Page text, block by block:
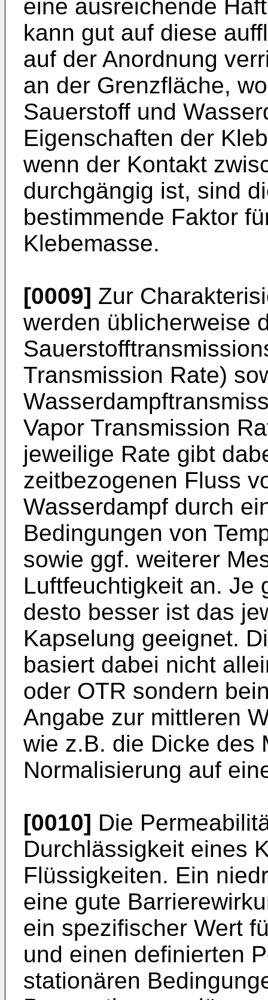
eine ausreichende
kann gut auf diese
auf der Anordnung
an der Grenzfläche,
Sauerstoff und
Eigenschaften der
wenn der Kontakt
durchgängig ist, sind
bestimmende Faktor
Klebemasse.
[0009] Zur
werden üblicherweise
Transmission Rate)
Vapor Transmission
jeweilige Rate gibt
zeitbezogenen Fluss
Wasserdampf durch
Bedingungen von
sowie ggf. weiterer
Luftfeuchtigkeit an. Je
desto besser ist das
Kapselung geeignet.
basiert dabei nicht
oder OTR sondern
Angabe zur mittleren
wie z.B. die Dicke des
Normalisierung auf
[0010] Die
Durchlässigkeit eines
Flüssigkeiten. Ein
eine gute
ein spezifischer Wert
und einen definierten
stationären